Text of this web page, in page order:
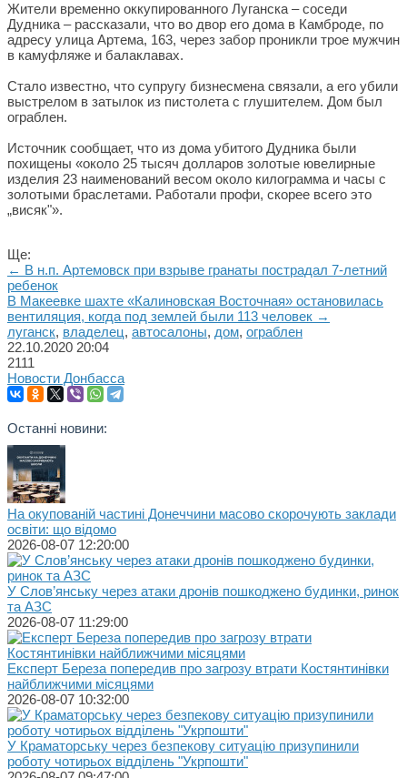
Жители временно оккупированного Луганска – соседи
Дудника – рассказали, что во двор его дома в Камброде, по
адресу улица Артема, 163, через забор проникли трое мужчин
в камуфляже и балаклавах.
Стало известно, что супругу бизнесмена связали, а его убили
выстрелом в затылок из пистолета с глушителем. Дом был
ограблен.
Источник сообщает, что из дома убитого Дудника были
похищены «около 25 тысяч долларов золотые ювелирные
изделия 23 наименований весом около килограмма и часы с
золотыми браслетами. Работали профи, скорее всего это
„висяк"».
Ще:
← В н.п. Артемовск при взрыве гранаты пострадал 7-летний
ребенок
В Макеевке шахте «Калиновская Восточная» остановилась
вентиляция, когда под землей были 113 человек →
луганск, владелец, автосалоны, дом, ограблен
22.10.2020 20:04
2111
Новости Донбасса
Останні новини:
На окупованій частині Донеччини масово скорочують заклади
освіти: що відомо
2026-08-07 12:20:00
У Слов’янську через атаки дронів пошкоджено будинки, ринок
та АЗС
2026-08-07 11:29:00
Експерт Береза попередив про загрозу втрати Костянтинівки
найближчими місяцями
2026-08-07 10:32:00
У Краматорську через безпекову ситуацію призупинили
роботу чотирьох відділень "Укрпошти"